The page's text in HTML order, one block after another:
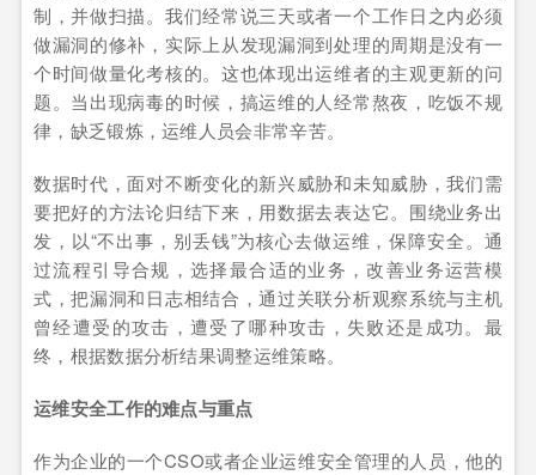
制，并做扫描。我们经常说三天或者一个工作日之内必须
做漏洞的修补，实际上从发现漏洞到处理的周期是没有一
个时间做量化考核的。这也体现出运维者的主观更新的问
题。当出现病毒的时候，搞运维的人经常熬夜，吃饭不规
律，缺乏锻炼，运维人员会非常辛苦。
数据时代，面对不断变化的新兴威胁和未知威胁，我们需
要把好的方法论归结下来，用数据去表达它。围绕业务出
发，以“不出事，别丢钱”为核心去做运维，保障安全。通
过流程引导合规，选择最合适的业务，改善业务运营模
式，把漏洞和日志相结合，通过关联分析观察系统与主机
曾经遭受的攻击，遭受了哪种攻击，失败还是成功。最
终，根据数据分析结果调整运维策略。
运维安全工作的难点与重点
作为企业的一个CSO或者企业运维安全管理的人员，他的